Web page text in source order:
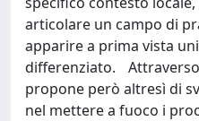
articolare un campo di
apparire a prima vista
differenziato. Attraverso
propone però altresì di
nel mettere a fuoco i